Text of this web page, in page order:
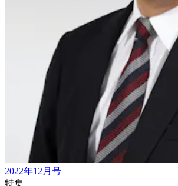
2022年12月号
特集